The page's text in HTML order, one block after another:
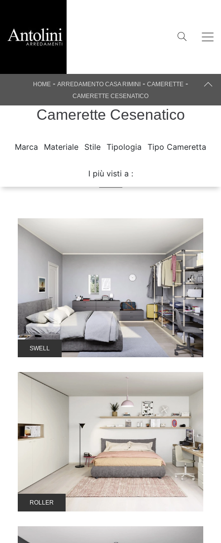
HOME - ARREDAMENTO CASA RIMINI - CAMERETTE -
CAMERETTE CESENATICO
Camerette Cesenatico
Marca Materiale Stile Tipologia Tipo Cameretta
I più visti a :
SWELL
ROLLER